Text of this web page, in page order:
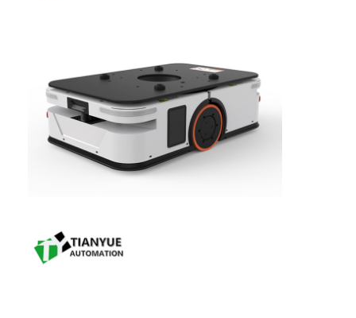
контактные данные
Новости
Все случаи